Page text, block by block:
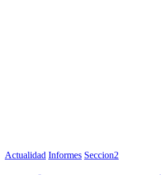
Actualidad Informes Seccion2